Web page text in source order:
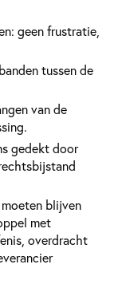
geen frustratie,
tussen de
van de
gedekt door
blijven
met
overdracht